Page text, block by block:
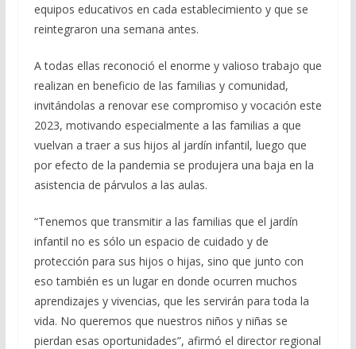
equipos educativos en cada establecimiento y que se
reintegraron una semana antes.
A todas ellas reconoció el enorme y valioso trabajo que
realizan en beneficio de las familias y comunidad,
invitándolas a renovar ese compromiso y vocación este
2023, motivando especialmente a las familias a que
vuelvan a traer a sus hijos al jardín infantil, luego que
por efecto de la pandemia se produjera una baja en la
asistencia de párvulos a las aulas.
“Tenemos que transmitir a las familias que el jardín
infantil no es sólo un espacio de cuidado y de
protección para sus hijos o hijas, sino que junto con
eso también es un lugar en donde ocurren muchos
aprendizajes y vivencias, que les servirán para toda la
vida. No queremos que nuestros niños y niñas se
pierdan esas oportunidades”, afirmó el director regional